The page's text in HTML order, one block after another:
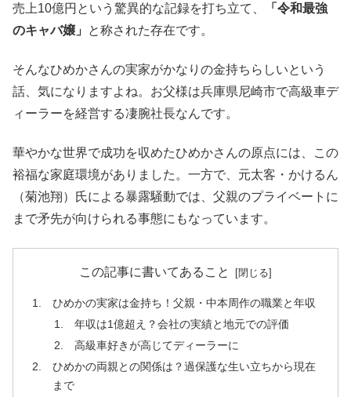
売上10億円という驚異的な記録を打ち立て、
「令和最強
のキャバ嬢」
と称された存在です。
そんなひめかさんの実家がかなりの金持ちらしいという
話、気になりますよね。お父様は兵庫県尼崎市で高級車デ
ィーラーを経営する凄腕社長なんです。
華やかな世界で成功を収めたひめかさんの原点には、この
裕福な家庭環境がありました。一方で、元太客・かけるん
（菊池翔）氏による暴露騒動では、父親のプライベートに
まで矛先が向けられる事態にもなっています。
この記事に書いてあること
ひめかの実家は金持ち！父親・中本周作の職業と年収
年収は1億超え？会社の実績と地元での評価
高級車好きが高じてディーラーに
ひめかの両親との関係は？過保護な生い立ちから現在
まで